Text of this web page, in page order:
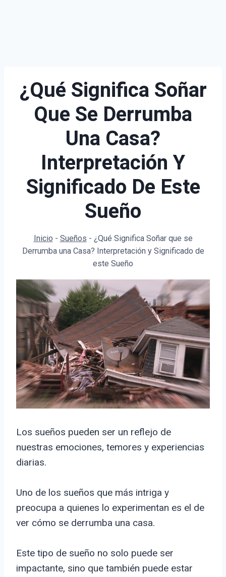
¿Qué Significa Soñar
Que Se Derrumba
Una Casa?
Interpretación Y
Significado De Este
Sueño
Inicio - Sueños - ¿Qué Significa Soñar que se
Derrumba una Casa? Interpretación y Significado de
este Sueño
Los sueños pueden ser un reflejo de
nuestras emociones, temores y experiencias
diarias.
Uno de los sueños que más intriga y
preocupa a quienes lo experimentan es el de
ver cómo se derrumba una casa.
Este tipo de sueño no solo puede ser
impactante, sino que también puede estar